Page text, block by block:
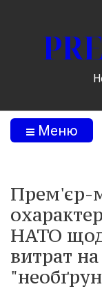
Меню
Прем'єр-
НАТО
витрат